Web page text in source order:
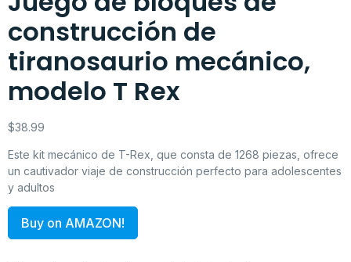
construcción de
tiranosaurio mecánico,
modelo T Rex
$38.99
Este kit mecánico de T-Rex, que consta de 1268 piezas, ofrece
un cautivador viaje de construcción perfecto para adolescentes
y adultos
Buy on AMAZON!